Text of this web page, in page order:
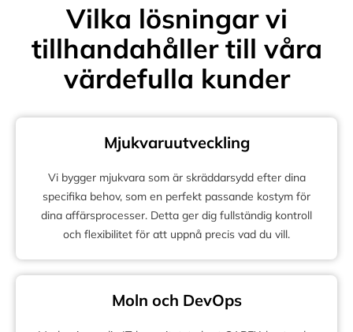
Vilka lösningar vi
tillhandahåller till våra
värdefulla kunder
Mjukvaruutveckling
Vi bygger mjukvara som är skräddarsydd efter dina
specifika behov, som en perfekt passande kostym för
dina affärsprocesser. Detta ger dig fullständig kontroll
och flexibilitet för att uppnå precis vad du vill.
Moln och DevOps